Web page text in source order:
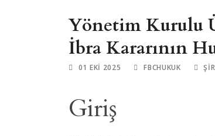
Yönetim Kurulu
İbra Kararının
01 EKI 2025 FBCHUKUK
Giriş